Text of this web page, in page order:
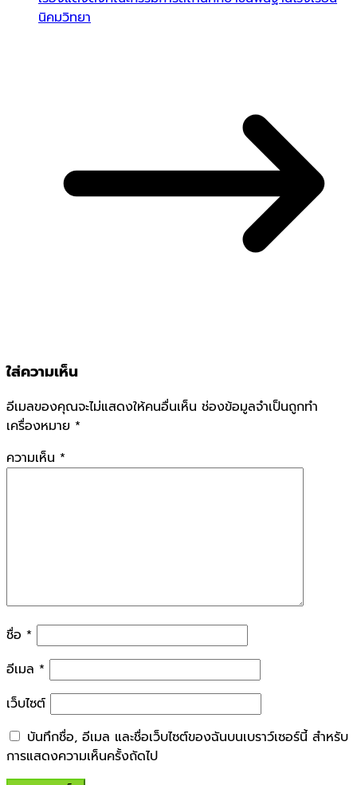
นิคมวิทยา
ใส่ความเห็น
อีเมลของคุณจะไม่แสดงให้คนอื่นเห็น ช่องข้อมูลจำเป็นถูกทำ
เครื่องหมาย *
ความเห็น *
ชื่อ *
อีเมล *
เว็บไซต์
บันทึกชื่อ, อีเมล และชื่อเว็บไซต์ของฉันบนเบราว์เซอร์นี้ สำหรับ
การแสดงความเห็นครั้งถัดไป